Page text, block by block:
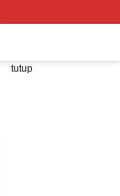
Jasa Raharja
tutup